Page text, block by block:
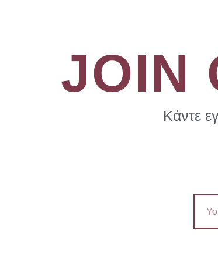
JOIN
Κάντε